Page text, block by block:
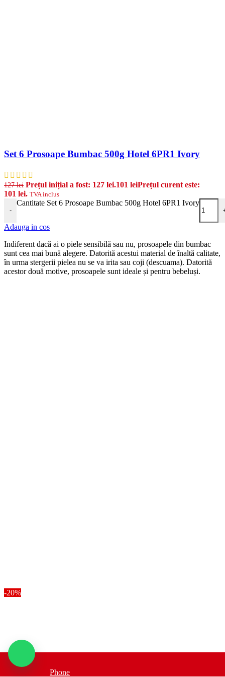
Set 6 Prosoape Bumbac 500g Hotel 6PR1 Ivory
127lei Prețul inițial a fost: 127 lei.101 leiPrețul curent este:
101 lei. TVA inclus
-
Cantitate Set 6 Prosoape Bumbac 500g Hotel 6PR1 Ivory
Adauga in cos
Indiferent dacă ai o piele sensibilă sau nu, prosoapele din bumbac
sunt cea mai bună alegere. Datorită acestui material de înaltă calitate,
în urma stergerii pielea nu se va irita sau coji (descuama). Datorită
acestor două motive, prosoapele sunt ideale și pentru bebeluși.
-20%
Phone